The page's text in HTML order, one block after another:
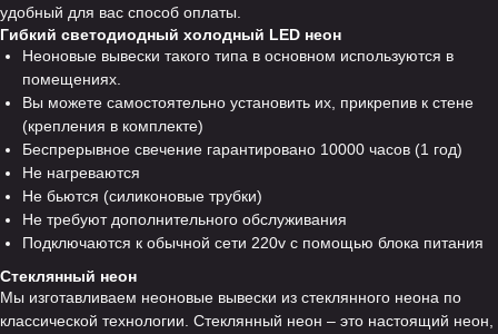
удобный для вас способ оплаты.
Гибкий светодиодный холодный LED неон
Неоновые вывески такого типа в основном используются в
помещениях.
Вы можете самостоятельно установить их, прикрепив к стене
(крепления в комплекте)
Беспрерывное свечение гарантировано 10000 часов (1 год)
Не нагреваются
Не бьются (силиконовые трубки)
Не требуют дополнительного обслуживания
Подключаются к обычной сети 220v с помощью блока питания
Стеклянный неон
Мы изготавливаем неоновые вывески из стеклянного неона по
классической технологии. Стеклянный неон – это настоящий неон,